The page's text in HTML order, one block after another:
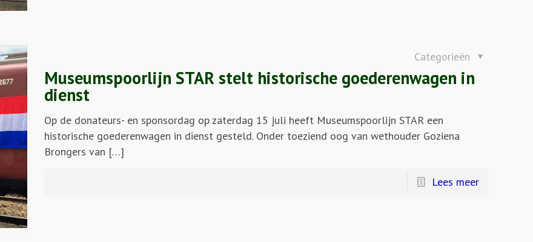
Categorieën
Museumspoorlijn STAR stelt historische goederenwagen in
dienst
Op de donateurs- en sponsordag op zaterdag 15 juli heeft Museumspoorlijn STAR een
historische goederenwagen in dienst gesteld. Onder toeziend oog van wethouder Goziena
Brongers van […]
Lees meer